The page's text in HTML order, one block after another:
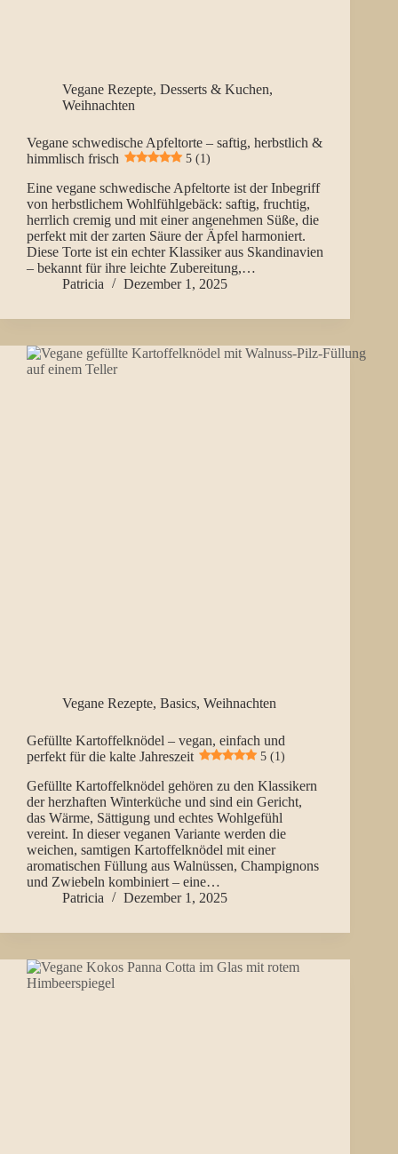
Vegane Rezepte, Desserts & Kuchen,
Weihnachten
Vegane schwedische Apfeltorte – saftig, herbstlich &
himmlisch frisch
5 (1)
Eine vegane schwedische Apfeltorte ist der Inbegriff
von herbstlichem Wohlfühlgebäck: saftig, fruchtig,
herrlich cremig und mit einer angenehmen Süße, die
perfekt mit der zarten Säure der Äpfel harmoniert.
Diese Torte ist ein echter Klassiker aus Skandinavien
– bekannt für ihre leichte Zubereitung,…
Patricia
Dezember 1, 2025
Vegane Rezepte, Basics, Weihnachten
Gefüllte Kartoffelknödel – vegan, einfach und
perfekt für die kalte Jahreszeit
5 (1)
Gefüllte Kartoffelknödel gehören zu den Klassikern
der herzhaften Winterküche und sind ein Gericht,
das Wärme, Sättigung und echtes Wohlgefühl
vereint. In dieser veganen Variante werden die
weichen, samtigen Kartoffelknödel mit einer
aromatischen Füllung aus Walnüssen, Champignons
und Zwiebeln kombiniert – eine…
Patricia
Dezember 1, 2025